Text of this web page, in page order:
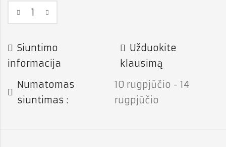
Siuntimo
informacija
Užduokite
klausimą
Numatomas
siuntimas :
10 rugpjūčio - 14
rugpjūčio